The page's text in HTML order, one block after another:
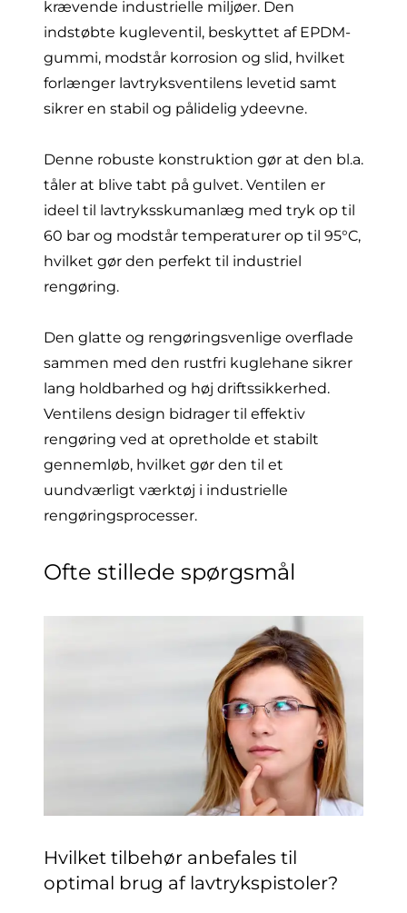
krævende industrielle miljøer. Den
indstøbte kugleventil, beskyttet af EPDM-
gummi, modstår korrosion og slid, hvilket
forlænger lavtryksventilens levetid samt
sikrer en stabil og pålidelig ydeevne.
Denne robuste konstruktion gør at den bl.a.
tåler at blive tabt på gulvet. Ventilen er
ideel til lavtryksskumanlæg med tryk op til
60 bar og modstår temperaturer op til 95°C,
hvilket gør den perfekt til industriel
rengøring.
Den glatte og rengøringsvenlige overflade
sammen med den rustfri kuglehane sikrer
lang holdbarhed og høj driftssikkerhed.
Ventilens design bidrager til effektiv
rengøring ved at opretholde et stabilt
gennemløb, hvilket gør den til et
uundværligt værktøj i industrielle
rengøringsprocesser.
Ofte stillede spørgsmål
Hvilket tilbehør anbefales til
optimal brug af lavtrykspistoler?